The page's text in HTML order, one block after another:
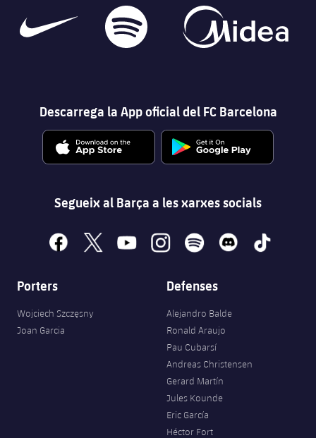
Descarrega la App oficial del FC Barcelona
Segueix al Barça a les xarxes socials
facebook
x youtubeinstagramspotify discord tiktok
Porters
Wojciech Szczęsny
Joan Garcia
Defenses
Alejandro Balde
Ronald Araujo
Pau Cubarsí
Andreas Christensen
Gerard Martín
Jules Kounde
Eric García
Héctor Fort